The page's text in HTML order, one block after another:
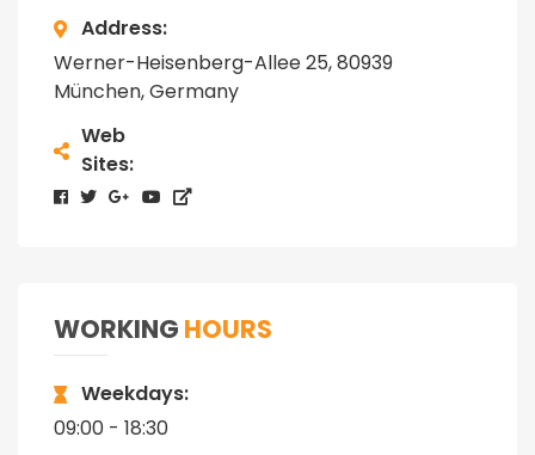
Address
Werner-Heisenberg-Allee 25, 80939
München, Germany
Web
Sites
WORKING HOURS
Weekdays
09:00 - 18:30